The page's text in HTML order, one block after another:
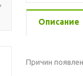
Описание
Причин